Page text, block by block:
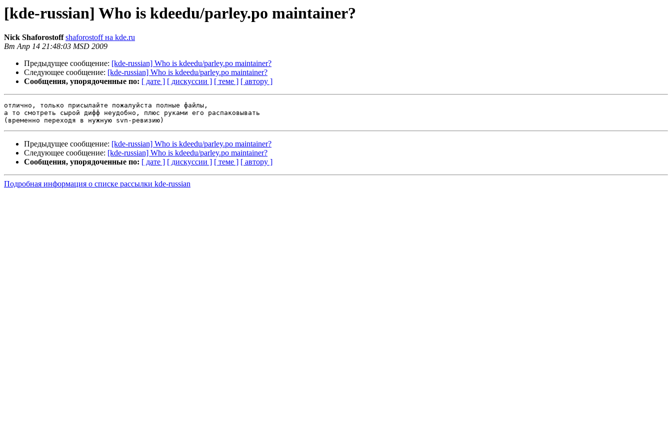
[kde-russian] Who is kdeedu/parley.po maintainer?
Nick Shaforostoff shaforostoff на kde.ru
Вт Апр 14 21:48:03 MSD 2009
Предыдущее сообщение: [kde-russian] Who is kdeedu/parley.po maintainer?
Следующее сообщение: [kde-russian] Who is kdeedu/parley.po maintainer?
Сообщения, упорядоченные по: [ дате ] [ дискуссии ] [ теме ] [ автору ]
отлично, только присылайте пожалуйста полные файлы,
а то смотреть сырой дифф неудобно, плюс руками его распаковывать
Предыдущее сообщение: [kde-russian] Who is kdeedu/parley.po maintainer?
Следующее сообщение: [kde-russian] Who is kdeedu/parley.po maintainer?
Сообщения, упорядоченные по: [ дате ] [ дискуссии ] [ теме ] [ автору ]
Подробная информация о списке рассылки kde-russian